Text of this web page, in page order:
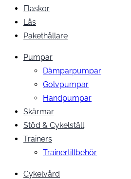
Flaskor
Lås
Pakethållare
Pumpar
Dämparpumpar
Golvpumpar
Handpumpar
Skärmar
Stöd & Cykelställ
Trainers
Trainertillbehör
Cykelvård